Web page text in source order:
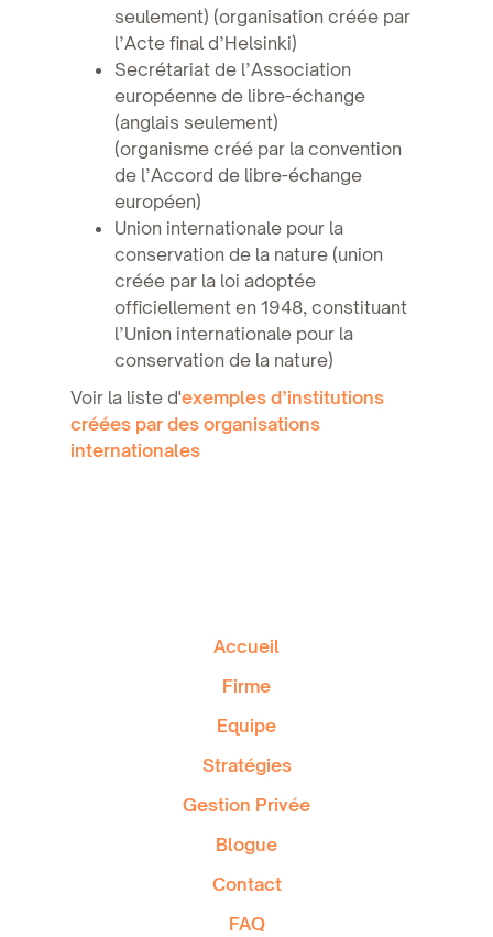
seulement) (organisation créée par
l’Acte final d’Helsinki)
Secrétariat de l’Association
européenne de libre-échange
(anglais seulement)
(organisme créé par la convention
de l’Accord de libre-échange
européen)
Union internationale pour la
conservation de la nature (union
créée par la loi adoptée
officiellement en 1948, constituant
l’Union internationale pour la
conservation de la nature)
Voir la liste d'exemples d’institutions
créées par des organisations
internationales
Accueil
Firme
Equipe
Stratégies
Gestion Privée
Blogue
Contact
FAQ